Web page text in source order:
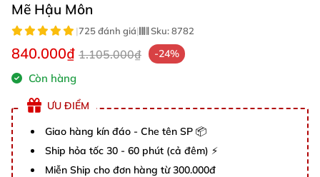
Mẽ Hậu Môn
|725 đánh giá| Sku:8782
840.000₫ 1.105.000₫ -24%
Còn hàng
ƯU ĐIỂM
Giao hàng kín đáo - Che tên SP 📦
Ship hỏa tốc 30 - 60 phút (cả đêm) ⚡
Miễn Ship cho đơn hàng từ 300.000đ